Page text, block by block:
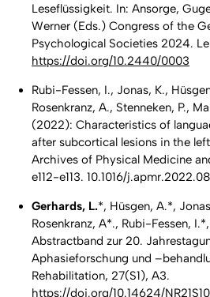
Leseflüssigkeit. In: Ansorge,
Werner (Eds.) Congress of the
Psychological Societies 2024.
https://doi.org/10.2440/0003
Rubi-Fessen, I., Jonas, K.,
Rosenkranz, A., Stenneken, P.,
(2022): Characteristics of
after subcortical lesions in the
Archives of Physical Medicine
e112-e113. 10.1016/
Gerhards, L.*, Hüsgen, A.*,
Rosenkranz, A*., Rubi-Fessen,
Abstractband zur 20.
Aphasieforschung und
Rehabilitation, 27(S1), A3.
https://doi.org/10.14624/